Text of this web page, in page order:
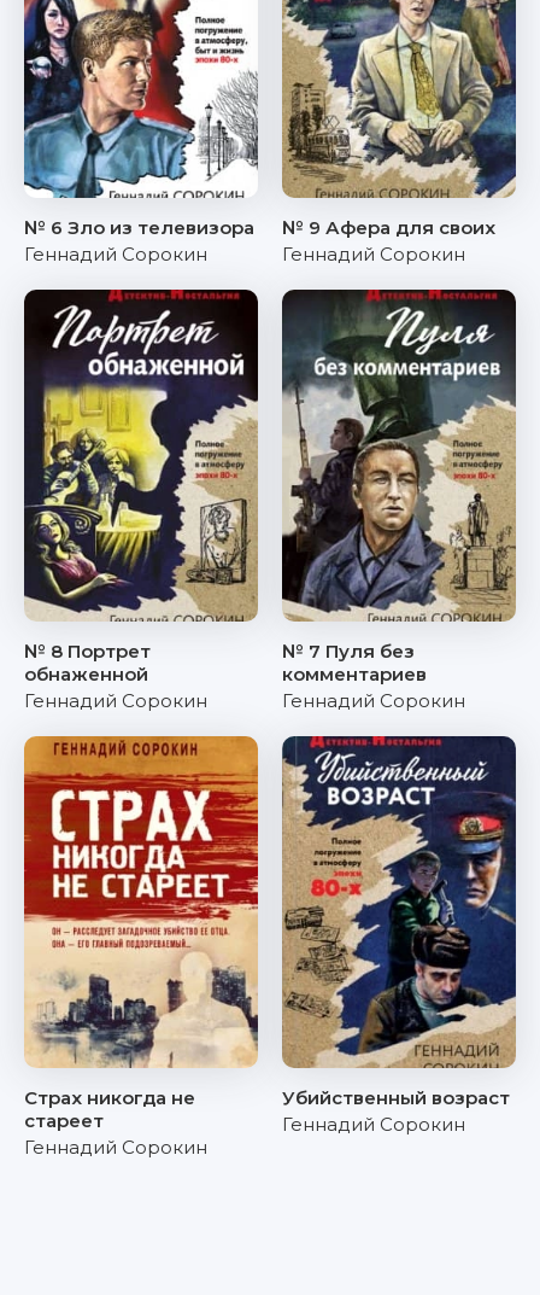
№ 6 Зло из телевизора
Геннадий Сорокин
№ 9 Афера для своих
Геннадий Сорокин
№ 8 Портрет
обнаженной
Геннадий Сорокин
№ 7 Пуля без
комментариев
Геннадий Сорокин
Страх никогда не
стареет
Геннадий Сорокин
Убийственный возраст
Геннадий Сорокин